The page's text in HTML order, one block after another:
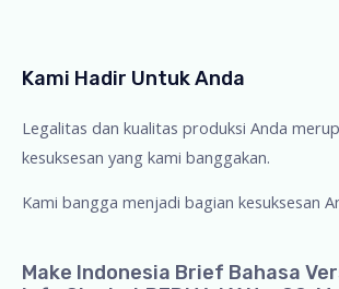
Kami Hadir Untuk Anda
Legalitas dan kualitas produksi Anda
kesuksesan yang kami banggakan.
Kami bangga menjadi bagian kesuksesan
Make Indonesia Brief Bahasa